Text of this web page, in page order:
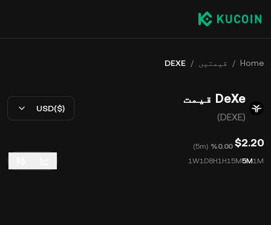
Home
/ قیمتیں /
DEXE
DeXe قیمت
(DEXE)
USD($)
$2.20
‮‭0.00‬%‬
(
5m
)
1M
5M
15M
1H
8H
1D
1W